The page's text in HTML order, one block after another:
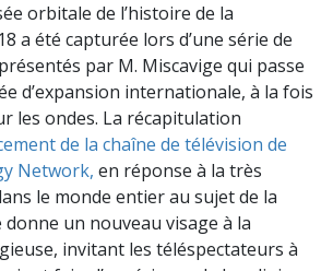
orbitale de l’histoire de la
a été capturée lors d’une série de
par M. Miscavige qui passe
d’expansion internationale, à la fois
les ondes. La récapitulation
de la chaîne de télévision de
Network, en réponse à la très
le monde entier au sujet de la
un nouveau visage à la
invitant les téléspectateurs à